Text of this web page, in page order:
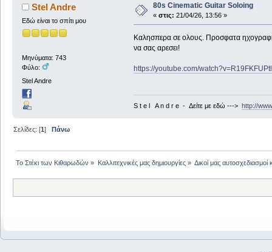
Stel Andre
Εδώ είναι το σπίτι μου
Μηνύματα: 743
Φύλο:
Stel Andre
80s Cinematic Guitar Soloing
« στις: 21/04/26, 13:56 »
Καλησπερα σε ολους. Προσφατα
να σας αρεσει!
https://youtube.com/
S t e l A n d r e - Δείτε με εδώ ---> http://
Σελίδες: [1] Πάνω
Το Στέκι των Κιθαρωδών » Καλλιτεχνικές μας δημιουργίες» Δικοί μας αυτοσχεδιασμοί